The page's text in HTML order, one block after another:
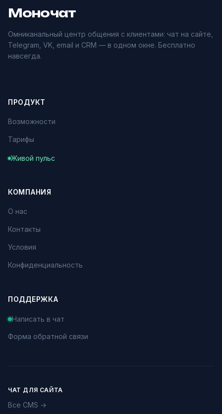
Моночат
Омниканальный центр общения с клиентами: чат на сайте,
Telegram, VK, email и CRM — в одном окне. Бесплатно
навсегда.
ПРОДУКТ
Возможности
Тарифы
Живой пульс
КОМПАНИЯ
О нас
Контакты
Условия
Конфиденциальность
ПОДДЕРЖКА
Написать в чат
Форма обратной связи
ЧАТ ДЛЯ САЙТА
Все CMS →